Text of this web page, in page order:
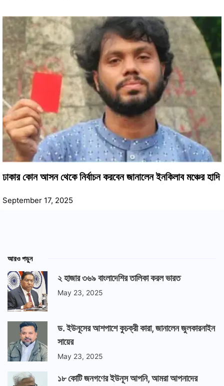
ঢাকার কোন আসন থেকে নির্বাচন করবেন জানালেন ইনকিলাব মঞ্চের হাদি
September 17, 2025
আরও পড়ুন
২ হাজার ৩৬৯ বাংলাদেশির তালিকা করল ভারত
May 23, 2025
ড. ইউনূসের আশপাশে কুচক্রী কারা, জানালেন জুলকারনাইন
সায়ের
May 23, 2025
১৮ কোটি জনগণের ইউনূস আপনি, আমরা আপনাদের